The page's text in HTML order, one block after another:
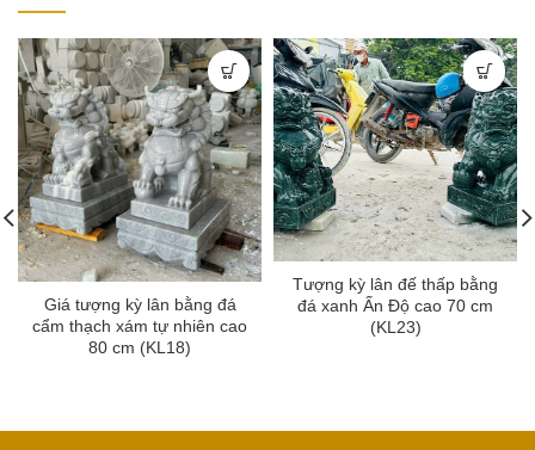
Giá tượng kỳ lân bằng đá
cẩm thạch xám tự nhiên cao
80 cm (KL18)
Tượng kỳ lân đế thấp bằng
đá xanh Ấn Độ cao 70 cm
(KL23)